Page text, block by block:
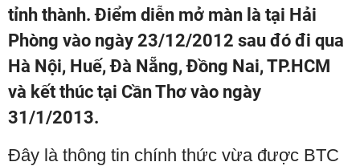
tỉnh thành. Điểm diễn mở màn là tại Hải
Phòng vào ngày 23/12/2012 sau đó đi qua
Hà Nội, Huế, Đà Nẵng, Đồng Nai, TP.HCM
và kết thúc tại Cần Thơ vào ngày
31/1/2013.
Đây là thông tin chính thức vừa được BTC